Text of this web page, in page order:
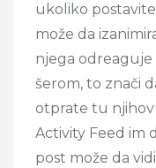
ukoliko
može da
njega
šerom, to znači
otprate tu
Activity Feed im
post može da